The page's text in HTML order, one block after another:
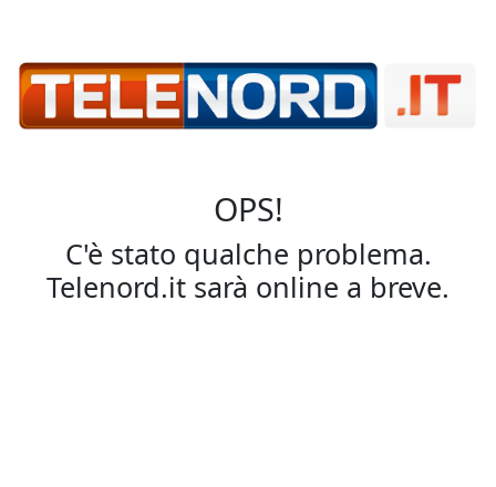
OPS!
C'è stato qualche problema.
Telenord.it sarà online a breve.